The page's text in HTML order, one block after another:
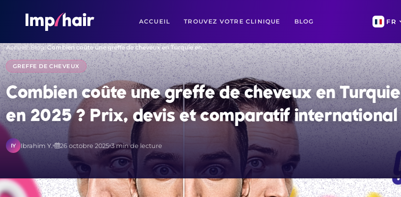
ACCUEIL TROUVEZ VOTRE CLINIQUE BLOG FR
Accueil Blog Combien coûte une greffe de cheveux en Turquie en …
GREFFE DE CHEVEUX
Combien coûte une greffe de cheveux en Turquie
en 2025 ? Prix, devis et comparatif international
IY Ibrahim Y. 26 octobre 2025 3 min de lecture